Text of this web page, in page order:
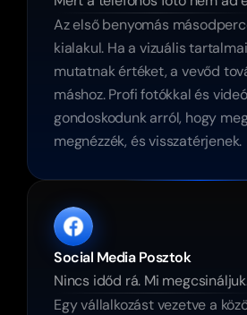
Az első benyomás
kialakul. Ha a vizuális
mutatnak értéket, a vevőd
máshoz. Profi fotókkal és
gondoskodunk arról, hogy
megnézzék, és visszatérjenek.
Social Media Posztok
Nincs időd rá. Mi
Egy vállalkozást vezetve a